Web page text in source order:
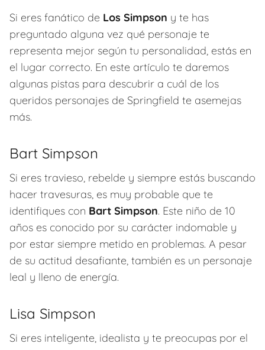
Si eres fanático de Los Simpson y te has
preguntado alguna vez qué personaje te
representa mejor según tu personalidad, estás en
el lugar correcto. En este artículo te daremos
algunas pistas para descubrir a cuál de los
queridos personajes de Springfield te asemejas
más.
Bart Simpson
Si eres travieso, rebelde y siempre estás buscando
hacer travesuras, es muy probable que te
identifiques con Bart Simpson. Este niño de 10
años es conocido por su carácter indomable y
por estar siempre metido en problemas. A pesar
de su actitud desafiante, también es un personaje
leal y lleno de energía.
Lisa Simpson
Si eres inteligente, idealista y te preocupas por el